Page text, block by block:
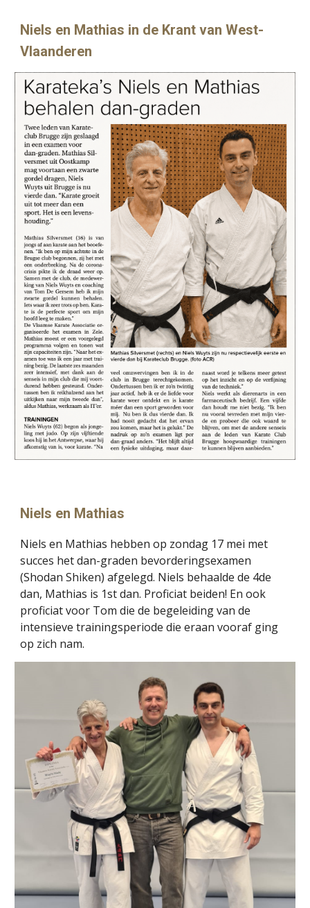
Niels en Mathias in de Krant van West-
Vlaanderen
Niels en Mathias
Niels en Mathias hebben op zondag 17 mei met
succes hetdan-graden bevorderingsexamen
(Shodan Shiken) afgelegd. Niels behaalde de 4de
dan, Mathias is 1st dan. Proficiat beiden! En ook
proficiat voor Tom die de begeleiding van de
intensieve trainingsperiode die eraan vooraf ging
op zich nam.